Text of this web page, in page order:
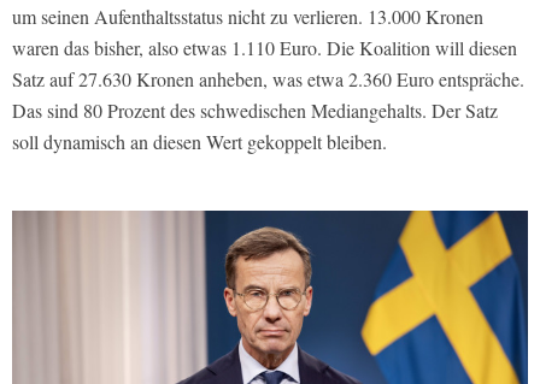
um seinen Aufenthaltsstatus nicht zu verlieren. 13.000 Kronen
waren das bisher, also etwas 1.110 Euro. Die Koalition will diesen
Satz auf 27.630 Kronen anheben, was etwa 2.360 Euro entspräche.
Das sind 80 Prozent des schwedischen Mediangehalts. Der Satz
soll dynamisch an diesen Wert gekoppelt bleiben.